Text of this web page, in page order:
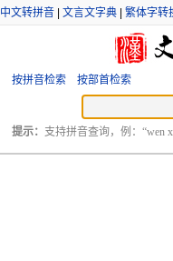
中文转拼音 文言文字典 繁体字转
按拼音检索 按部首检索
提示： 支持拼音查询，例：“wen